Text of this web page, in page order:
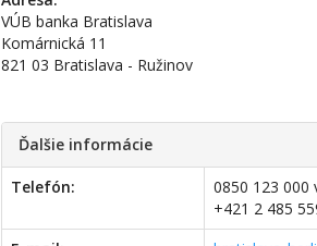
VÚB banka Bratislava
Komárnická 11
821 03 Bratislava - Ružinov
Ďalšie informácie
Telefón:
0850 123 000
+421 2 485